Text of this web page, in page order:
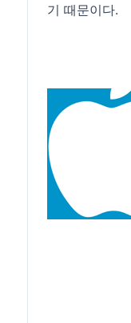
기 때문이다.